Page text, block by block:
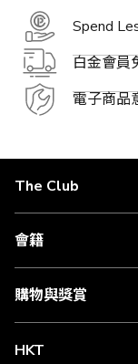
Spend
白金會員
電子商品
The Club
關於 The Club
合作夥伴
媒體中心
會籍
會籍及專屬禮遇
賺取積分
購物與獎賞
物流與配送
Club Shopping 商品領
HKT